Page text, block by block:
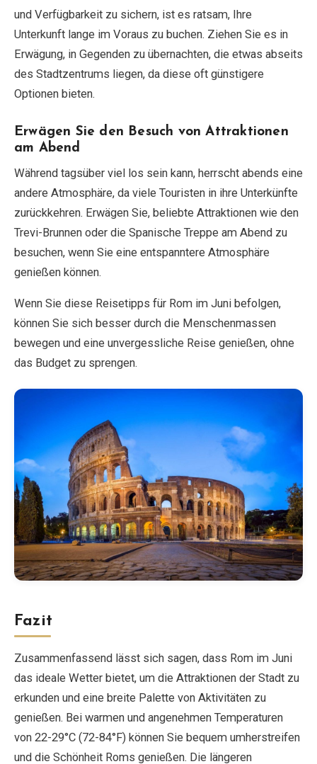
und Verfügbarkeit zu sichern, ist es ratsam, Ihre
Unterkunft lange im Voraus zu buchen. Ziehen Sie es in
Erwägung, in Gegenden zu übernachten, die etwas abseits
des Stadtzentrums liegen, da diese oft günstigere
Optionen bieten.
Erwägen Sie den Besuch von Attraktionen
am Abend
Während tagsüber viel los sein kann, herrscht abends eine
andere Atmosphäre, da viele Touristen in ihre Unterkünfte
zurückkehren. Erwägen Sie, beliebte Attraktionen wie den
Trevi-Brunnen oder die Spanische Treppe am Abend zu
besuchen, wenn Sie eine entspanntere Atmosphäre
genießen können.
Wenn Sie diese Reisetipps für Rom im Juni befolgen,
können Sie sich besser durch die Menschenmassen
bewegen und eine unvergessliche Reise genießen, ohne
das Budget zu sprengen.
Fazit
Zusammenfassend lässt sich sagen, dass Rom im Juni
das ideale Wetter bietet, um die Attraktionen der Stadt zu
erkunden und eine breite Palette von Aktivitäten zu
genießen. Bei warmen und angenehmen Temperaturen
von 22-29°C (72-84°F) können Sie bequem umherstreifen
und die Schönheit Roms genießen. Die längeren